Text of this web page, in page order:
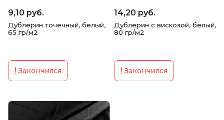
9,10 руб.
Дублерин точечный, белый,
65 гр/м2
Закончился
14,20 руб.
Дублерин с вискозой, белый,
80 гр/м2
Закончился